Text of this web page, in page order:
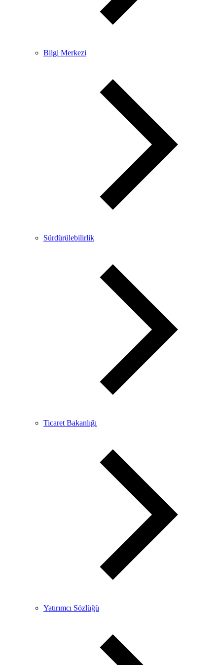
Bilgi Merkezi
Sürdürülebilirlik
Ticaret Bakanlığı
Yatırımcı Sözlüğü